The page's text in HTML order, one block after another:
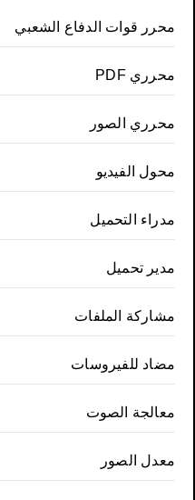
محرر قوات الدفاع الشعبي
محرري PDF
محرري الصور
محول الفيديو
مدراء التحميل
مدير تحميل
مشاركة الملفات
مضاد للفيروسات
معالجة الصوت
معدل الصور